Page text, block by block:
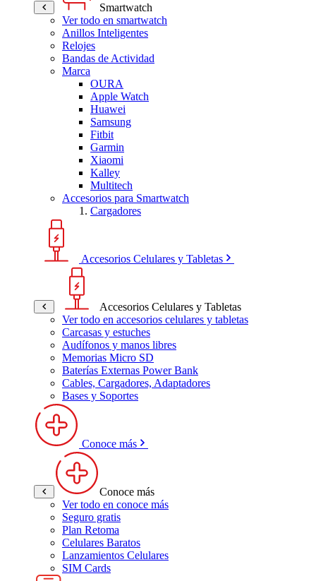
Smartwatch
Ver todo en smartwatch
Anillos Inteligentes
Relojes
Bandas de Actividad
Marca
OURA
Apple Watch
Huawei
Samsung
Fitbit
Garmin
Xiaomi
Kalley
Multitech
Accesorios para Smartwatch
Cargadores
Accesorios Celulares y Tabletas
Accesorios Celulares y Tabletas
Ver todo en accesorios celulares y tabletas
Carcasas y estuches
Audífonos y manos libres
Memorias Micro SD
Baterías Externas Power Bank
Cables, Cargadores, Adaptadores
Bases y Soportes
Conoce más
Conoce más
Ver todo en conoce más
Seguro gratis
Plan Retoma
Celulares Baratos
Lanzamientos Celulares
SIM Cards